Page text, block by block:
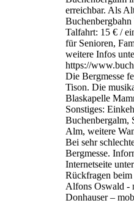
erreichbar. Als
Talfahrt: 15 € /
für Senioren,
weitere Infos
https://
Die Bergmesse
Tison. Die
Blaskapelle
Sonstiges:
Buchenbergalm,
Alm, weitere
Bei sehr
Bergmesse.
Internetseite
Rückfragen
Alfons Oswald -
Donhauser –